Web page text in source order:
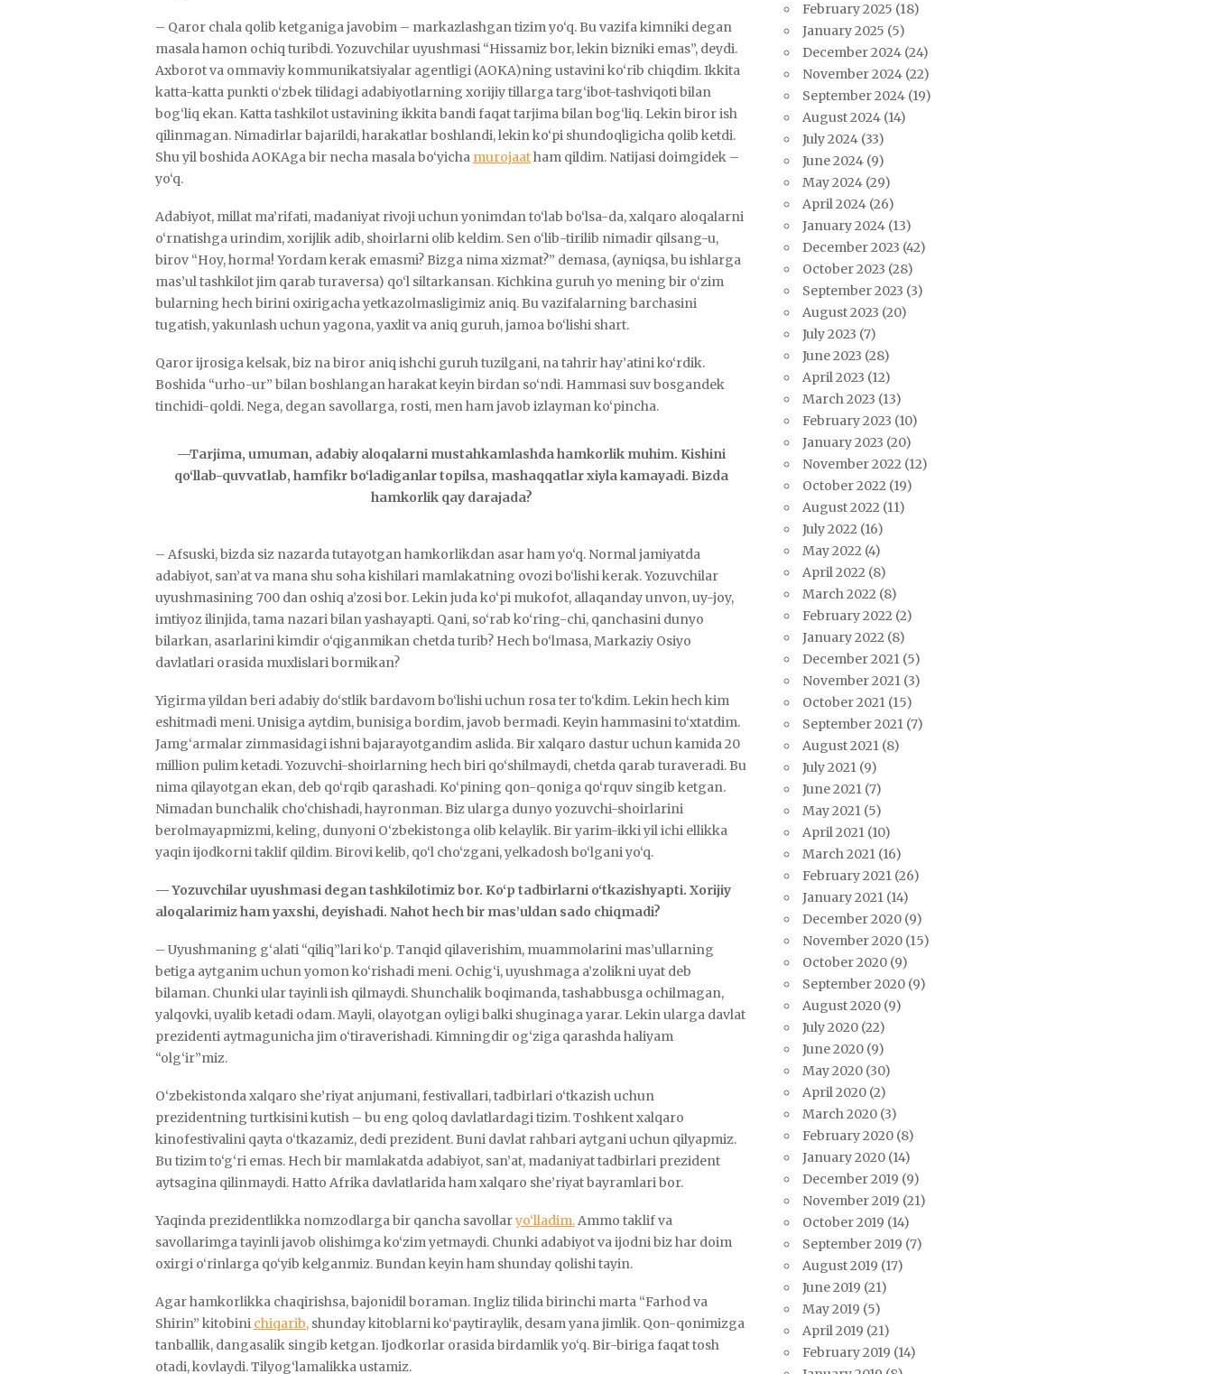
– Qaror chala qolib ketganiga javobim – markazlashgan tizim yo‘q. Bu vazifa kimniki degan
masala hamon ochiq turibdi. Yozuvchilar uyushmasi “Hissamiz bor, lekin bizniki emas”, deydi.
Axborot va ommaviy kommunikatsiyalar agentligi (AOKA)ning ustavini ko‘rib chiqdim. Ikkita
katta-katta punkti o‘zbek tilidagi adabiyotlarning xorijiy tillarga targ‘ibot-tashviqoti bilan
bog‘liq ekan. Katta tashkilot ustavining ikkita bandi faqat tarjima bilan bog‘liq. Lekin biror ish
qilinmagan. Nimadirlar bajarildi, harakatlar boshlandi, lekin ko‘pi shundoqligicha qolib ketdi.
Shu yil boshida AOKAga bir necha masala bo‘yicha murojaatham qildim. Natijasi doimgidek –
yo‘q.
Adabiyot, millat ma’rifati, madaniyat rivoji uchun yonimdan to‘lab bo‘lsa-da, xalqaro aloqalarni
o‘rnatishga urindim, xorijlik adib, shoirlarni olib keldim. Sen o‘lib-tirilib nimadir qilsang-u,
birov “Hoy, horma! Yordam kerak emasmi? Bizga nima xizmat?” demasa, (ayniqsa, bu ishlarga
mas’ul tashkilot jim qarab turaversa) qo‘l siltarkansan. Kichkina guruh yo mening bir o‘zim
bularning hech birini oxirigacha yetkazolmasligimiz aniq. Bu vazifalarning barchasini
tugatish, yakunlash uchun yagona, yaxlit va aniq guruh, jamoa bo‘lishi shart.
Qaror ijrosiga kelsak, biz na biror aniq ishchi guruh tuzilgani, na tahrir hay’atini ko‘rdik.
Boshida “urho-ur” bilan boshlangan harakat keyin birdan so‘ndi. Hammasi suv bosgandek
tinchidi-qoldi. Nega, degan savollarga, rosti, men ham javob izlayman ko‘pincha.
—Tarjima, umuman, adabiy aloqalarni mustahkamlashda hamkorlik muhim. Kishini
qo‘llab-quvvatlab, hamfikr bo‘ladiganlar topilsa, mashaqqatlar xiyla kamayadi. Bizda
hamkorlik qay darajada?
– Afsuski, bizda siz nazarda tutayotgan hamkorlikdan asar ham yo‘q. Normal jamiyatda
adabiyot, san’at va mana shu soha kishilari mamlakatning ovozi bo‘lishi kerak. Yozuvchilar
uyushmasining 700 dan oshiq a’zosi bor. Lekin juda ko‘pi mukofot, allaqanday unvon, uy-joy,
imtiyoz ilinjida, tama nazari bilan yashayapti. Qani, so‘rab ko‘ring-chi, qanchasini dunyo
bilarkan, asarlarini kimdir o‘qiganmikan chetda turib? Hech bo‘lmasa, Markaziy Osiyo
davlatlari orasida muxlislari bormikan?
Yigirma yildan beri adabiy do‘stlik bardavom bo‘lishi uchun rosa ter to‘kdim. Lekin hech kim
eshitmadi meni. Unisiga aytdim, bunisiga bordim, javob bermadi. Keyin hammasini to‘xtatdim.
Jamg‘armalar zimmasidagi ishni bajarayotgandim aslida. Bir xalqaro dastur uchun kamida 20
million pulim ketadi. Yozuvchi-shoirlarning hech biri qo‘shilmaydi, chetda qarab turaveradi. Bu
nima qilayotgan ekan, deb qo‘rqib qarashadi. Ko‘pining qon-qoniga qo‘rquv singib ketgan.
Nimadan bunchalik cho‘chishadi, hayronman. Biz ularga dunyo yozuvchi-shoirlarini
berolmayapmizmi, keling, dunyoni O‘zbekistonga olib kelaylik. Bir yarim-ikki yil ichi ellikka
yaqin ijodkorni taklif qildim. Birovi kelib, qo‘l cho‘zgani, yelkadosh bo‘lgani yo‘q.
— Yozuvchilar uyushmasi degan tashkilotimiz bor. Ko‘p tadbirlarni o‘tkazishyapti. Xorijiy
aloqalarimiz ham yaxshi, deyishadi. Nahot hech bir mas’uldan sado chiqmadi?
– Uyushmaning g‘alati “qiliq”lari ko‘p. Tanqid qilaverishim, muammolarini mas’ullarning
betiga aytganim uchun yomon ko‘rishadi meni. Ochig‘i, uyushmaga a’zolikni uyat deb
bilaman. Chunki ular tayinli ish qilmaydi. Shunchalik boqimanda, tashabbusga ochilmagan,
yalqovki, uyalib ketadi odam. Mayli, olayotgan oyligi balki shuginaga yarar. Lekin ularga davlat
prezidenti aytmagunicha jim o‘tiraverishadi. Kimningdir og‘ziga qarashda haliyam
“olg‘ir”miz.
O‘zbekistonda xalqaro she’riyat anjumani, festivallari, tadbirlari o‘tkazish uchun
prezidentning turtkisini kutish – bu eng qoloq davlatlardagi tizim. Toshkent xalqaro
kinofestivalini qayta o‘tkazamiz, dedi prezident. Buni davlat rahbari aytgani uchun qilyapmiz.
Bu tizim to‘g‘ri emas. Hech bir mamlakatda adabiyot, san’at, madaniyat tadbirlari prezident
aytsagina qilinmaydi. Hatto Afrika davlatlarida ham xalqaro she’riyat bayramlari bor.
Yaqinda prezidentlikka nomzodlarga bir qancha savollaryo‘lladim.Ammo taklif va
savollarimga tayinli javob olishimga ko‘zim yetmaydi. Chunki adabiyot va ijodni biz har doim
oxirgi o‘rinlarga qo‘yib kelganmiz. Bundan keyin ham shunday qolishi tayin.
Agar hamkorlikka chaqirishsa, bajonidil boraman. Ingliz tilida birinchi marta “Farhod va
Shirin” kitobini chiqarib, shunday kitoblarni ko‘paytiraylik, desam yana jimlik. Qon-qonimizga
tanballik, dangasalik singib ketgan. Ijodkorlar orasida birdamlik yo‘q. Bir-biriga faqat tosh
otadi, kovlaydi. Tilyog‘lamalikka ustamiz.
February 2025 (18)
January 2025 (5)
December 2024(24)
November 2024(22)
September 2024(19)
August 2024(14)
July 2024(33)
June 2024(9)
May 2024(29)
April 2024(26)
January 2024(13)
December 2023 (42)
October 2023 (28)
September 2023 (3)
August 2023 (20)
July 2023 (7)
June 2023 (28)
April 2023 (12)
March 2023 (13)
February 2023 (10)
January 2023 (20)
November 2022 (12)
October 2022 (19)
August 2022 (11)
July 2022 (16)
May 2022 (4)
April 2022 (8)
March 2022 (8)
February 2022 (2)
January 2022 (8)
December 2021(5)
November 2021(3)
October 2021(15)
September 2021(7)
August 2021(8)
July 2021(9)
June 2021(7)
May 2021(5)
April 2021(10)
March 2021(16)
February 2021(26)
January 2021(14)
December 2020(9)
November 2020(15)
October 2020(9)
September 2020(9)
August 2020(9)
July 2020(22)
June 2020(9)
May 2020(30)
April 2020(2)
March 2020(3)
February 2020(8)
January 2020(14)
December 2019 (9)
November 2019 (21)
October 2019 (14)
September 2019 (7)
August 2019 (17)
June 2019 (21)
May 2019 (5)
April 2019 (21)
February 2019 (14)